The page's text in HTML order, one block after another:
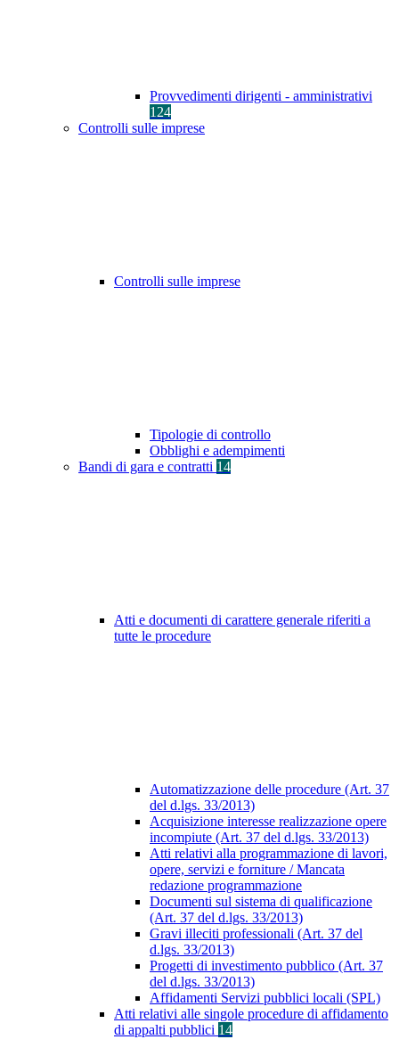
Provvedimenti dirigenti - amministrativi
124
Controlli sulle imprese
Controlli sulle imprese
Tipologie di controllo
Obblighi e adempimenti
Bandi di gara e contratti 14
Atti e documenti di carattere generale riferiti a
tutte le procedure
Automatizzazione delle procedure (Art. 37
del d.lgs. 33/2013)
Acquisizione interesse realizzazione opere
incompiute (Art. 37 del d.lgs. 33/2013)
Atti relativi alla programmazione di lavori,
opere, servizi e forniture / Mancata
redazione programmazione
Documenti sul sistema di qualificazione
(Art. 37 del d.lgs. 33/2013)
Gravi illeciti professionali (Art. 37 del
d.lgs. 33/2013)
Progetti di investimento pubblico (Art. 37
del d.lgs. 33/2013)
Affidamenti Servizi pubblici locali (SPL)
Atti relativi alle singole procedure di affidamento
di appalti pubblici 14